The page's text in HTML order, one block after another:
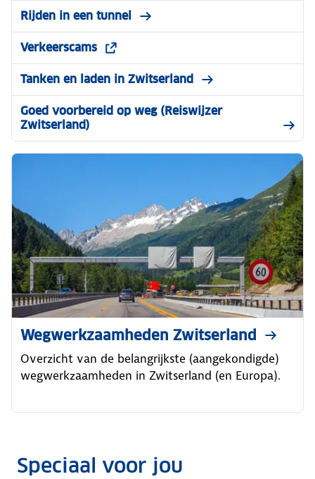
Rijden in een tunnel
Verkeerscams
Tanken en laden in Zwitserland
Goed voorbereid op weg (Reiswijzer
Zwitserland)
Wegwerkzaamheden Zwitserland
Overzicht van de belangrijkste (aangekondigde)
wegwerkzaamheden in Zwitserland (en Europa).
Speciaal voor jou